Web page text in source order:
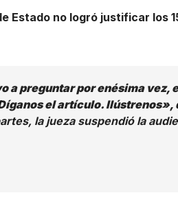
Estado no logró justificar los
a preguntar por enésima
el artículo. Ilústrenos»,
la jueza suspendió la